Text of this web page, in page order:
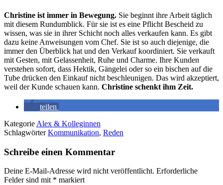
Christine ist immer in Bewegung. Sie beginnt ihre Arbeit täglich
mit diesem Rundumblick. Für sie ist es eine Pflicht Bescheid zu
wissen, was sie in ihrer Schicht noch alles verkaufen kann. Es gibt
dazu keine Anweisungen vom Chef. Sie ist so auch diejenige, die
immer den Überblick hat und den Verkauf koordiniert. Sie verkauft
mit Gesten, mit Gelassenheit, Ruhe und Charme. Ihre Kunden
verstehen sofort, dass Hektik, Gängelei oder so ein bischen auf die
Tube drücken den Einkauf nicht beschleunigen. Das wird akzeptiert,
weil der Kunde schauen kann. Christine schenkt ihm Zeit.
teilen
Kategorie Alex & Kolleginnen
SchlagwörterKommunikation, Reden
Schreibe einen Kommentar
Deine E-Mail-Adresse wird nicht veröffentlicht. Erforderliche
Felder sind mit * markiert